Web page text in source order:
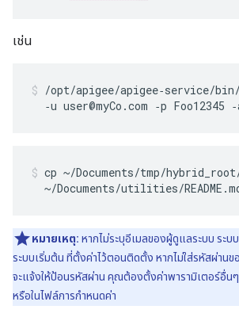
เช่น
/opt/apigee/apigee‑service/
‑u user@myCo.com ‑p Foo12345
cp ~/Documents/tmp/
~/Documents/utilities/
หมายเหตุ: หากไม่ระบุอีเมลของผู้ดูแลระบบ ระบ
ระบบเริ่มต้น ที่ตั้งค่าไว้ตอนติดตั้ง หากไม่ใส่รหัสผ่าน
จะแจ้งให้ป้อนรหัสผ่าน คุณต้องตั้งค่าพารามิเตอร์อื่น
หรือในไฟล์การกำหนดค่า